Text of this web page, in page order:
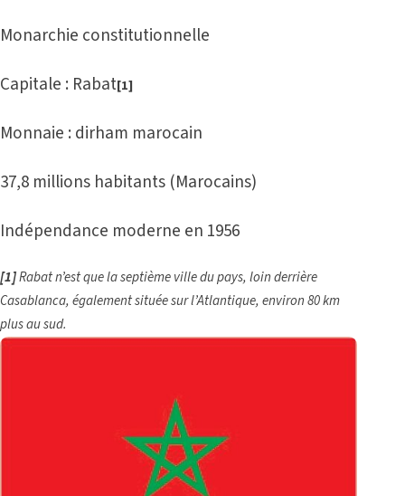
Monarchie constitutionnelle
Capitale : Rabat[1]
Monnaie : dirham marocain
37,8 millions habitants (Marocains)
Indépendance moderne en 1956
[1]Rabat n’est que la septième ville du pays, loin derrière
Casablanca, également située sur l’Atlantique, environ 80 km
plus au sud.